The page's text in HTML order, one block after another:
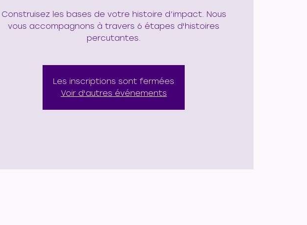
Construisez les bases de votre histoire d’impact. Nous
vous accompagnons à travers 6 étapes d'histoires
percutantes.
Les inscriptions sont fermées
Voir d'autres événements